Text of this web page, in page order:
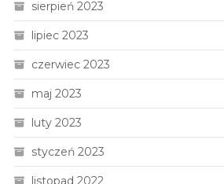
sierpień 2023
lipiec 2023
czerwiec 2023
maj 2023
luty 2023
styczeń 2023
listopad 2022